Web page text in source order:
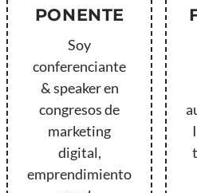
PONENTE
Soy
conferenciante
& speaker en
congresos de
marketing
digital,
emprendimiento